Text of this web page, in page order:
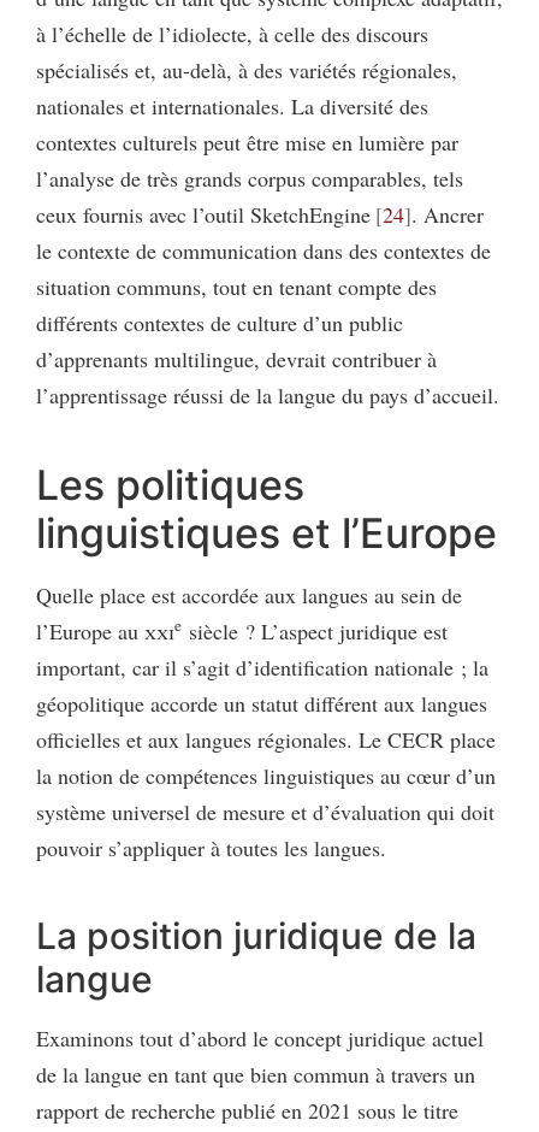
à l’échelle de l’idiolecte, à celle des discours
spécialisés et, au-delà, à des variétés régionales,
nationales et internationales. La diversité des
contextes culturels peut être mise en lumière par
l’analyse de très grands corpus comparables, tels
ceux fournis avec l’outil SketchEngine 24 . Ancrer
le contexte de communication dans des contextes de
situation communs, tout en tenant compte des
différents contextes de culture d’un public
d’apprenants multilingue, devrait contribuer à
l’apprentissage réussi de la langue du pays d’accueil.
Les politiques
linguistiques et l’Europe
Quelle place est accordée aux langues au sein de
l’Europe au xxie siècle ? L’aspect juridique est
important, car il s’agit d’identification nationale ; la
géopolitique accorde un statut différent aux langues
officielles et aux langues régionales. Le CECR place
la notion de compétences linguistiques au cœur d’un
système universel de mesure et d’évaluation qui doit
pouvoir s’appliquer à toutes les langues.
La position juridique de la
langue
Examinons tout d’abord le concept juridique actuel
de la langue en tant que bien commun à travers un
rapport de recherche publié en 2021 sous le titre